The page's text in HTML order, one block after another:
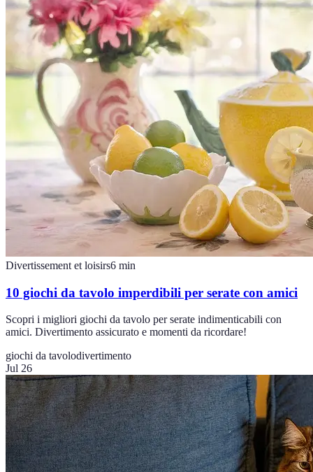
Divertissement et loisirs6 min
10 giochi da tavolo imperdibili per serate con amici
Scopri i migliori giochi da tavolo per serate indimenticabili con
amici. Divertimento assicurato e momenti da ricordare!
giochi da tavolodivertimento
Jul 26